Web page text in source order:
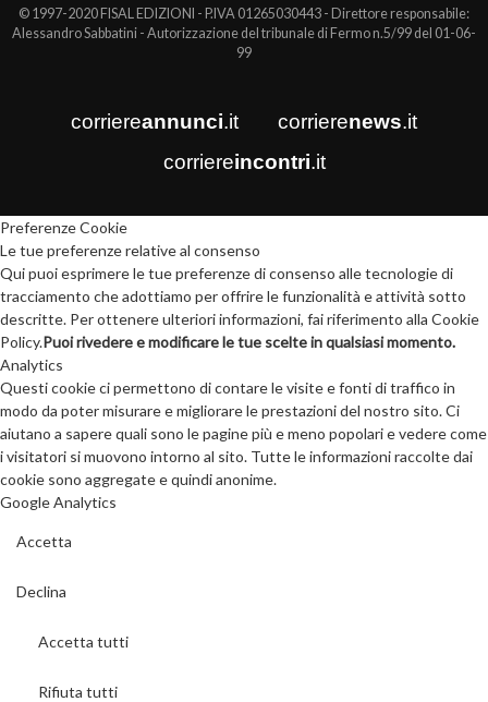
© 1997-2020 FISAL EDIZIONI - P.IVA 01265030443 - Direttore responsabile:
Alessandro Sabbatini - Autorizzazione del tribunale di Fermo n.5/99 del 01-06-
99
corriereannunci.it corrierenews.it
corriereincontri.it
Preferenze Cookie
Le tue preferenze relative al consenso
Qui puoi esprimere le tue preferenze di consenso alle tecnologie di
tracciamento che adottiamo per offrire le funzionalità e attività sotto
descritte. Per ottenere ulteriori informazioni, fai riferimento alla Cookie
Policy.Puoi rivedere e modificare le tue scelte in qualsiasi momento.
Analytics
Questi cookie ci permettono di contare le visite e fonti di traffico in
modo da poter misurare e migliorare le prestazioni del nostro sito. Ci
aiutano a sapere quali sono le pagine più e meno popolari e vedere come
i visitatori si muovono intorno al sito. Tutte le informazioni raccolte dai
cookie sono aggregate e quindi anonime.
Google Analytics
Accetta
Declina
Accetta tutti
Rifiuta tutti